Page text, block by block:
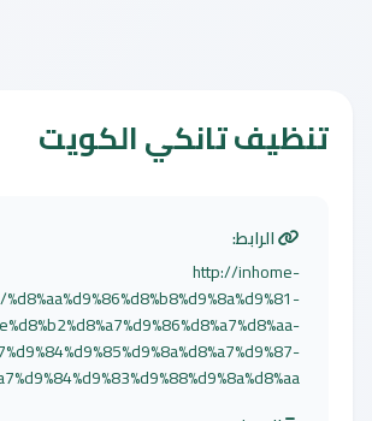
تانكي الكويت
http://inhome-
%d8%aa%d9%86%d8%b8%d9%8a%d9%81-
%d8%ae%d8%b2%d8%a7%d9%86%d8%a7%d8%aa-
%d8%a7%d9%84%d9%85%d9%8a%d8%a7%d9%87-